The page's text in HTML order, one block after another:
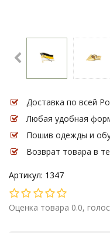
Доставка по всей
Любая удобная
Пошив одежды и
Возврат товара в
Артикул: 1347
Оценка товара 0.0,